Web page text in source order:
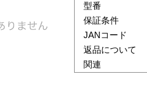
型番
保証条件
JANコード
返品について
関連